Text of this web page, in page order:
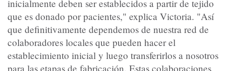
inicialmente deben ser establecidos a partir de tejido
que es donado por pacientes," explica Victoria. "Así
que definitivamente dependemos de nuestra red de
colaboradores locales que pueden hacer el
establecimiento inicial y luego transferirlos a nosotros
para las etapas de fabricación. Estas colaboraciones